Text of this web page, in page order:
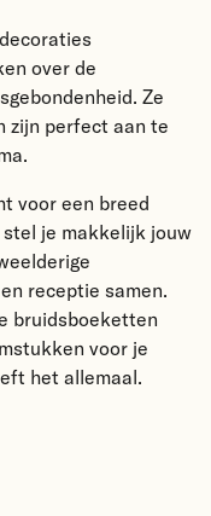
over de
Ze
zijn perfect aan te
voor een breed
je makkelijk jouw
receptie samen.
bruidsboeketten
voor je
het allemaal.